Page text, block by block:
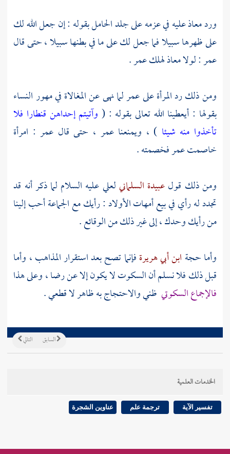
وردمعاذعليه في عزمه على جلد الحامل بقوله : إن جعل الله لك
على ظهرها سبيلا فما جعل لك على ما في بطنها سبيلا ، حتى قال
عمر: لولامعاذلهلكعمر.
ومن ذلك رد المرأة علىعمرلما نهى عن المغالاة في مهور النساء
بقولها : أيعطينا الله تعالى بقوله : ( وآتيتم إحداهن قنطارا فلا
تأخذوا منه شيئا ) ، ويمنعناعمر ، حتى قال عمر : امرأة
خاصمتعمرفخصمته .
ومن ذلك قولعبيدة السلمانيلعليعليه السلام لما ذكر أنه قد
تجدد له رأي في بيع أمهات الأولاد : رأيك مع الجماعة أحب إلينا
من رأيك وحدك ، إلى غير ذلك من الوقائع .
وأما حجة ابن أبي هريرةفإنما تصح بعد استقرار المذاهب ، وأما
قبل ذلك فلا نسلم أن السكوت لا يكون إلا عن رضا ، وعلى هذا
فالإجماع السكوتي ظني والاحتجاج به ظاهر لا قطعي .
التالي السابق
الخدمات العلمية
تفسير الآية ترجمة علم عناوين الشجرة